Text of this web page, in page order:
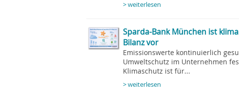
> weiterlesen
Sparda-Bank München ist
Bilanz vor
Emissionswerte kontinuierlich
Umweltschutz im Unternehmen
Klimaschutz ist für...
> weiterlesen